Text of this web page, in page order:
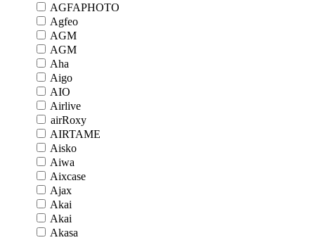
AGFAPHOTO
Agfeo
AGM
AGM
Aha
Aigo
AIO
Airlive
airRoxy
AIRTAME
Aisko
Aiwa
Aixcase
Ajax
Akai
Akai
Akasa